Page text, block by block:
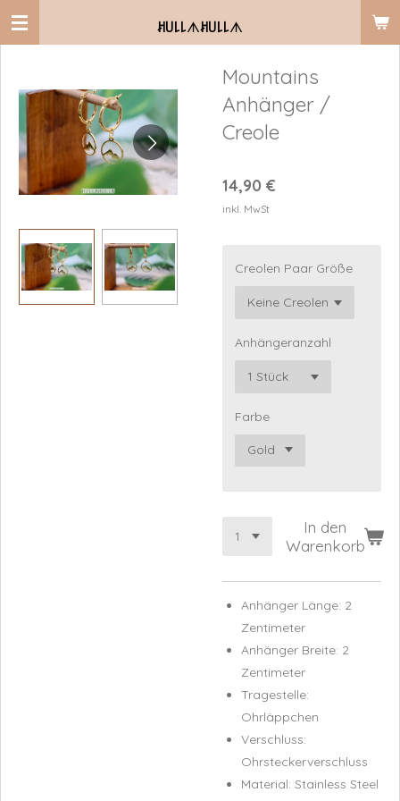
Zum
ꎧ꒤꒒꒒ᗑꎧ꒤꒒꒒ᗑ
Mountains
Anhänger /
Creole
14,90 €
inkl. MwSt
Creolen Paar Größe
Anhängeranzahl
Farbe
In den
Warenkorb
Anhänger Länge: 2
Zentimeter
Anhänger Breite: 2
Zentimeter
Tragestelle:
Ohrläppchen
Verschluss:
Ohrsteckerverschluss
Material: Stainless Steel